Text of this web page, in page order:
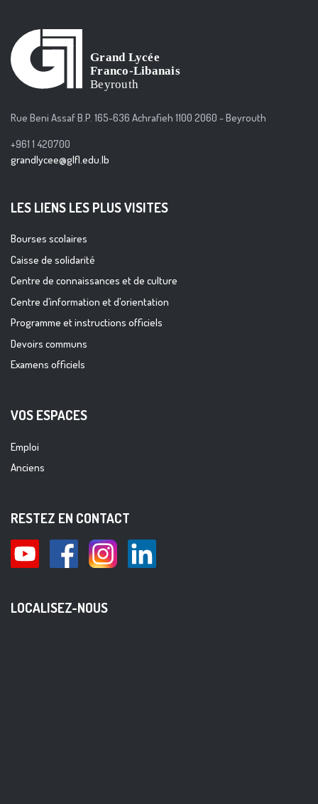
Rue Beni Assaf B.P. 165-636 Achrafieh 1100 2060 - Beyrouth
+961 1 420700
grandlycee@glfl.edu.lb
LES LIENS LES PLUS VISITES
Bourses scolaires
Caisse de solidarité
Centre de connaissances et de culture
Centre d’information et d’orientation
Programme et instructions officiels
Devoirs communs
Examens officiels
VOS ESPACES
Emploi
Anciens
RESTEZ EN CONTACT
LOCALISEZ-NOUS